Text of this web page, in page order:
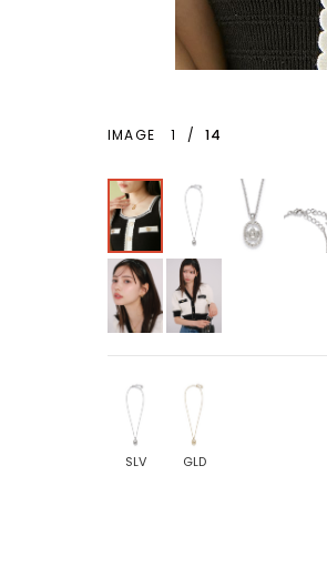
IMAGE 1 / 14
SLV GLD